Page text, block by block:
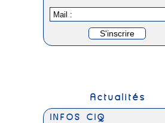
Mail :
Actualités
INFOS CIQ